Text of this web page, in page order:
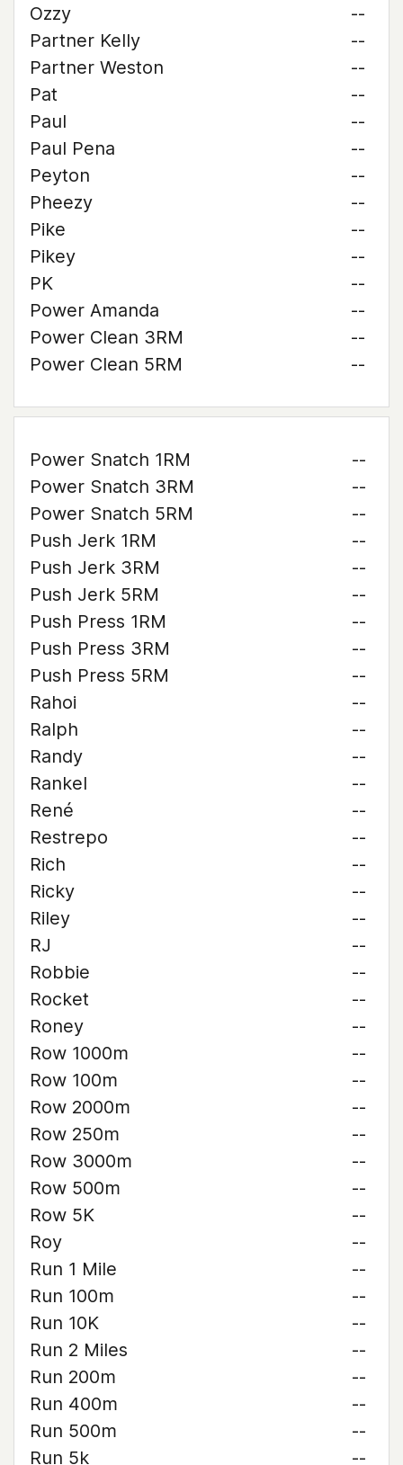
Ozzy
--
Partner Kelly
--
Partner Weston
--
Pat
--
Paul
--
Paul Pena
--
Peyton
--
Pheezy
--
Pike
--
Pikey
--
PK
--
Power Amanda
--
Power Clean 3RM
--
Power Clean 5RM
--
Power Snatch 1RM
--
Power Snatch 3RM
--
Power Snatch 5RM
--
Push Jerk 1RM
--
Push Jerk 3RM
--
Push Jerk 5RM
--
Push Press 1RM
--
Push Press 3RM
--
Push Press 5RM
--
Rahoi
--
Ralph
--
Randy
--
Rankel
--
René
--
Restrepo
--
Rich
--
Ricky
--
Riley
--
RJ
--
Robbie
--
Rocket
--
Roney
--
Row 1000m
--
Row 100m
--
Row 2000m
--
Row 250m
--
Row 3000m
--
Row 500m
--
Row 5K
--
Roy
--
Run 1 Mile
--
Run 100m
--
Run 10K
--
Run 2 Miles
--
Run 200m
--
Run 400m
--
Run 500m
--
Run 5k
--